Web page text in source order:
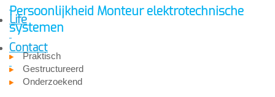
Life
Contact
Persoonlijkheid Monteur elektrotechnische
systemen
Praktisch
Gestructureerd
Onderzoekend